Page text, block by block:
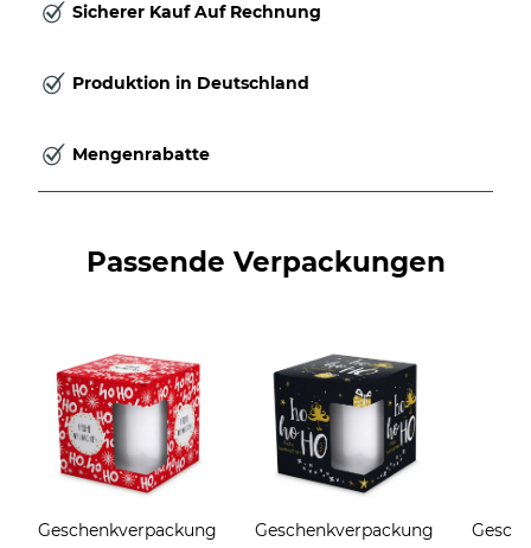
Sicherer Kauf Auf Rechnung
Produktion in Deutschland
Mengenrabatte
Passende Verpackungen
Geschenkverpackung
Geschenkverpackung